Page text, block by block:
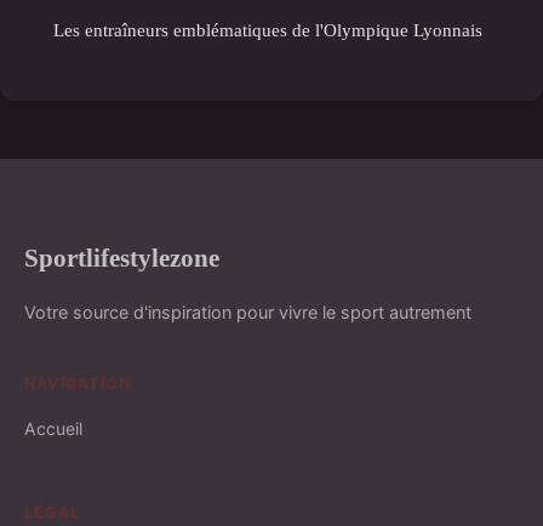
Les entraîneurs emblématiques de l'Olympique Lyonnais
Sportlifestylezone
Votre source d'inspiration pour vivre le sport autrement
NAVIGATION
Accueil
LÉGAL